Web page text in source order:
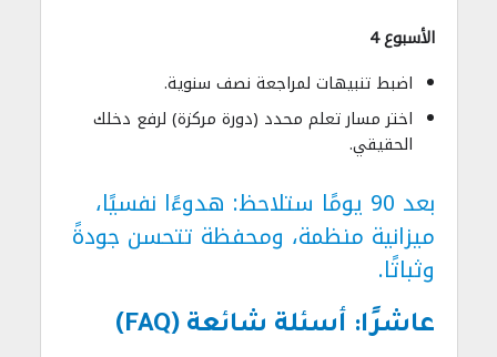
الأسبوع 4
اضبط تنبيهات لمراجعة نصف سنوية.
اختر مسار تعلم محدد (دورة مركزة) لرفع دخلك
الحقيقي.
بعد 90 يومًا ستلاحظ: هدوءًا نفسيًا،
ميزانية منظمة، ومحفظة تتحسن جودةً
وثباتًا.
عاشرًا: أسئلة شائعة (FAQ)